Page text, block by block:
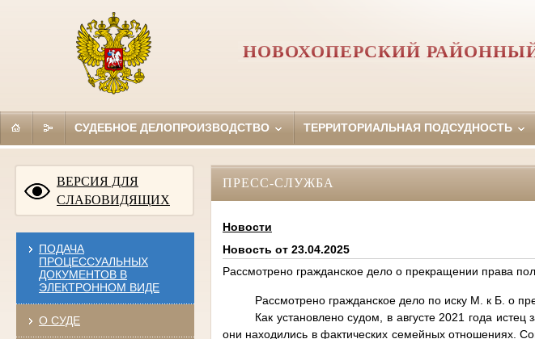
НОВОХОПЕРСКИЙ
СУДЕБНОЕ ДЕЛОПРОИЗВОДСТВО ТЕРРИТОРИАЛЬНАЯ ПОДСУДНОСТЬ
ВЕРСИЯ ДЛЯ
СЛАБОВИДЯЩИХ
ПОДАЧА
ПРОЦЕССУАЛЬНЫХ
ДОКУМЕНТОВ В
ЭЛЕКТРОННОМ ВИДЕ
О СУДЕ
ПРЕСС-СЛУЖБА
Новости
Новость от 23.04.2025
Рассмотрено гражданское дело о прекращении права
Рассмотрено гражданское дело по иску М. к Б. о
Как установлено судом, в августе 2021 года
они находились в фактических семейных отношениях.